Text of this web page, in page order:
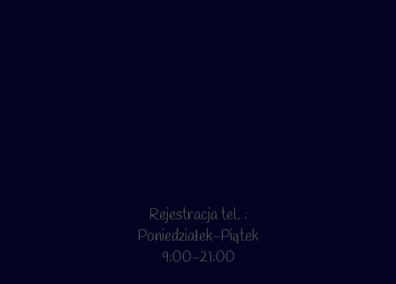
Rejestracja tel. :
Poniedziałek-Piątek
9:00-21:00